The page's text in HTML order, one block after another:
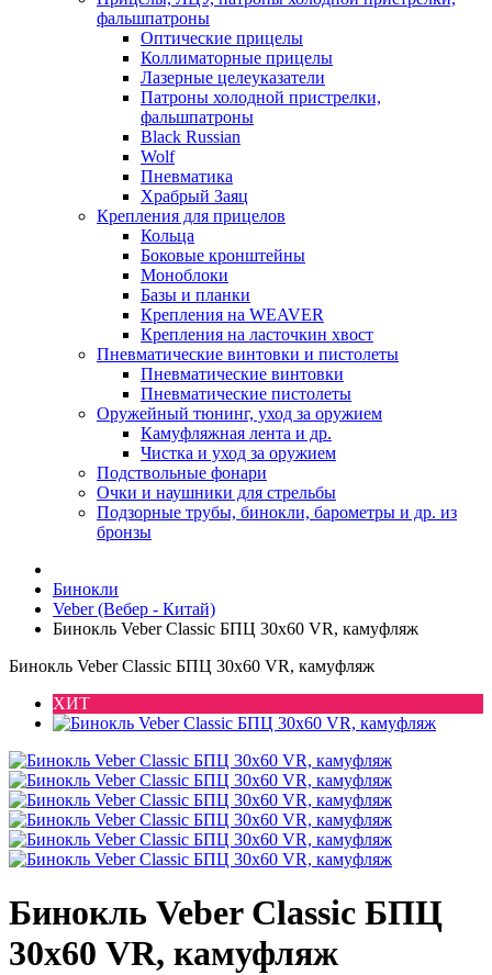
фальшпатроны
Оптические прицелы
Коллиматорные прицелы
Лазерные целеуказатели
Патроны холодной пристрелки,
фальшпатроны
Black Russian
Wolf
Пневматика
Храбрый Заяц
Крепления для прицелов
Кольца
Боковые кронштейны
Моноблоки
Базы и планки
Крепления на WEAVER
Крепления на ласточкин хвост
Пневматические винтовки и пистолеты
Пневматические винтовки
Пневматические пистолеты
Оружейный тюнинг, уход за оружием
Камуфляжная лента и др.
Чистка и уход за оружием
Подствольные фонари
Очки и наушники для стрельбы
Подзорные трубы, бинокли, барометры и др. из
бронзы
Бинокли
Veber (Вебер - Китай)
Бинокль Veber Classic БПЦ 30х60 VR, камуфляж
Бинокль Veber Classic БПЦ 30х60 VR, камуфляж
ХИТ
Бинокль Veber Classic БПЦ
30х60 VR, камуфляж